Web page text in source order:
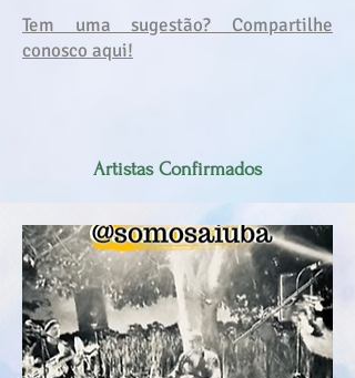
Tem uma sugestão? Compartilhe
conosco aqui!
Artistas Confirmados